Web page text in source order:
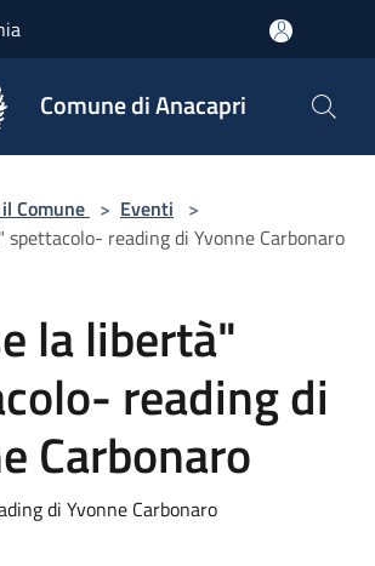
Comune di Anacapri
Comune > Eventi >
spettacolo- reading di Yvonne Carbonaro
la libertà"
reading di
Carbonaro
di Yvonne Carbonaro